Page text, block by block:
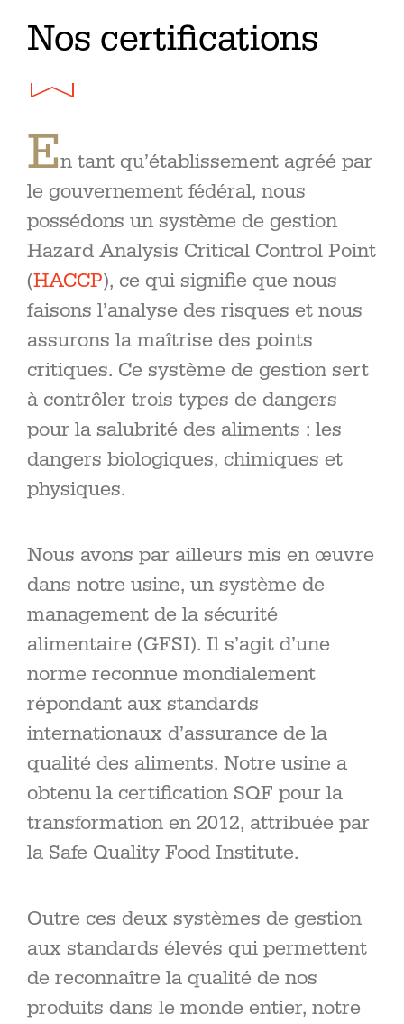
Nos certifications
En tant qu’établissement agréé par
le gouvernement fédéral, nous
possédons un système de gestion
Hazard Analysis Critical Control Point
(HACCP), ce qui signifie que nous
faisons l’analyse des risques et nous
assurons la maîtrise des points
critiques. Ce système de gestion sert
à contrôler trois types de dangers
pour la salubrité des aliments : les
dangers biologiques, chimiques et
physiques.
Nous avons par ailleurs mis en œuvre
dans notre usine, un système de
management de la sécurité
alimentaire (GFSI). Il s’agit d’une
norme reconnue mondialement
répondant aux standards
internationaux d’assurance de la
qualité des aliments. Notre usine a
obtenu la certification SQF pour la
transformation en 2012, attribuée par
la Safe Quality Food Institute.
Outre ces deux systèmes de gestion
aux standards élevés qui permettent
de reconnaître la qualité de nos
produits dans le monde entier, notre